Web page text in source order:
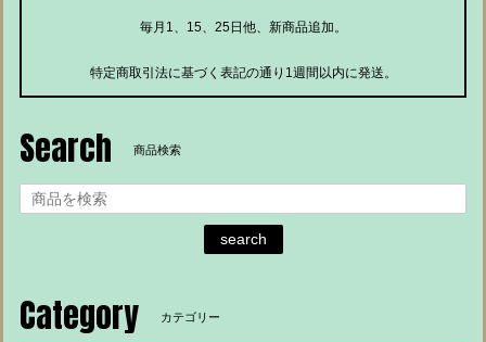
毎月1、15、25日他、新商品追加。
特定商取引法に基づく表記の通り1週間以内に発送。
Search 商品検索
search
Category カテゴリー